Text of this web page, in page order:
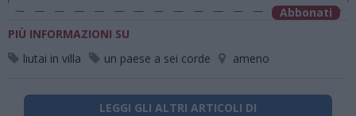
Abbonati
PIÙ INFORMAZIONI SU
liutai in villa
un paese a sei corde ameno
LEGGI GLI ALTRI ARTICOLI DI